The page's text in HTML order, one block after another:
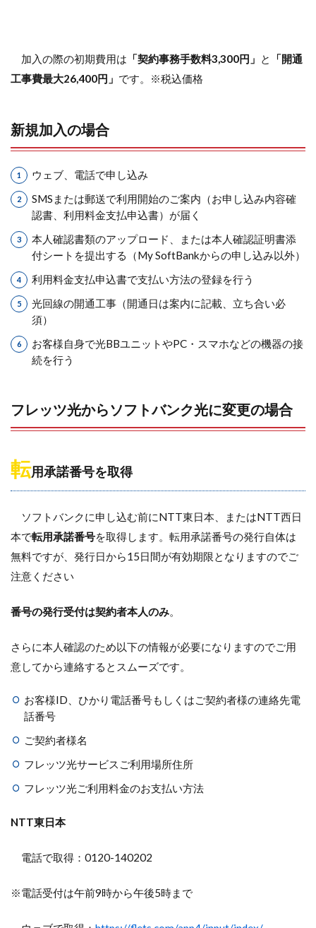
加入の際の初期費用は 「契約事務手数料3,300円」 と
「開通
工事費最大26,400円」 です。※税込価格
新規加入の場合
ウェブ、電話で申し込み
SMSまたは郵送で利用開始のご案内（お申し込み内容確
認書、利用料金支払申込書）が届く
本人確認書類のアップロード、または本人確認証明書添
付シートを提出する（My SoftBankからの申し込み以外）
利用料金支払申込書で支払い方法の登録を行う
光回線の開通工事（開通日は案内に記載、立ち合い必
須）
お客様自身で光BBユニットやPC・スマホなどの機器の接
続を行う
フレッツ光からソフトバンク光に変更の場合
転用承諾番号を取得
ソフトバンクに申し込む前にNTT東日本、またはNTT西日
本で転用承諾番号を取得します。転用承諾番号の発行自体は
無料ですが、発行日から15日間が有効期限となりますのでご
注意ください
番号の発行受付は契約者本人のみ。
さらに本人確認のため以下の情報が必要になりますのでご用
意してから連絡するとスムーズです。
お客様ID、ひかり電話番号もしくはご契約者様の連絡先電
話番号
ご契約者様名
フレッツ光サービスご利用場所住所
フレッツ光ご利用料金のお支払い方法
NTT東日本
電話で取得：0120-140202
※電話受付は午前9時から午後5時まで